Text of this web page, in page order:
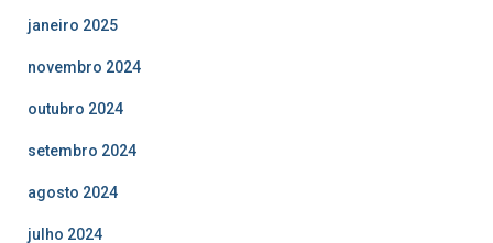
janeiro 2025
novembro 2024
outubro 2024
setembro 2024
agosto 2024
julho 2024